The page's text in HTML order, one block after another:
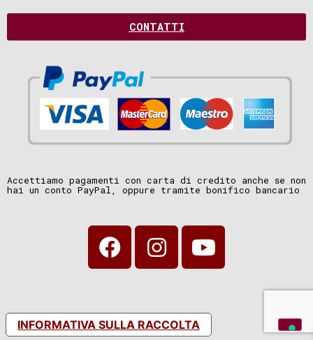
CONTATTI
Accettiamo pagamenti con carta di credito anche se non
hai un conto PayPal, oppure tramite bonifico bancario
INFORMATIVA SULLA RACCOLTA